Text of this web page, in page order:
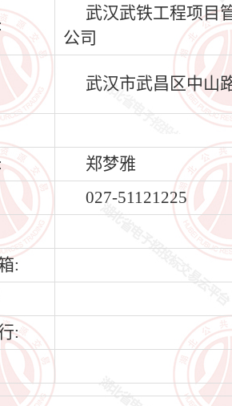
武汉武铁工程项目
公司
武汉市武昌区中山
郑梦雅
027-51121225
:
: